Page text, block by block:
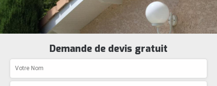
Demande de devis gratuit